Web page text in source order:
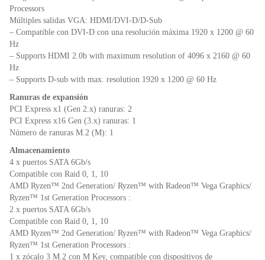
Processors
Múltiples salidas VGA: HDMI/DVI-D/D-Sub
– Compatible con DVI-D con una resolución máxima 1920 x 1200 @ 60
Hz
– Supports HDMI 2.0b with maximum resolution of 4096 x 2160 @ 60
Hz
– Supports D-sub with max. resolution 1920 x 1200 @ 60 Hz
Ranuras de expansión
PCI Express x1 (Gen 2.x) ranuras: 2
PCI Express x16 Gen (3.x) ranuras: 1
Número de ranuras M.2 (M): 1
Almacenamiento
4 x puertos SATA 6Gb/s
Compatible con Raid 0, 1, 10
AMD Ryzen™ 2nd Generation/ Ryzen™ with Radeon™ Vega Graphics/
Ryzen™ 1st Generation Processors :
2 x puertos SATA 6Gb/s
Compatible con Raid 0, 1, 10
AMD Ryzen™ 2nd Generation/ Ryzen™ with Radeon™ Vega Graphics/
Ryzen™ 1st Generation Processors :
1 x zócalo 3 M.2 con M Key, compatible con dispositivos de